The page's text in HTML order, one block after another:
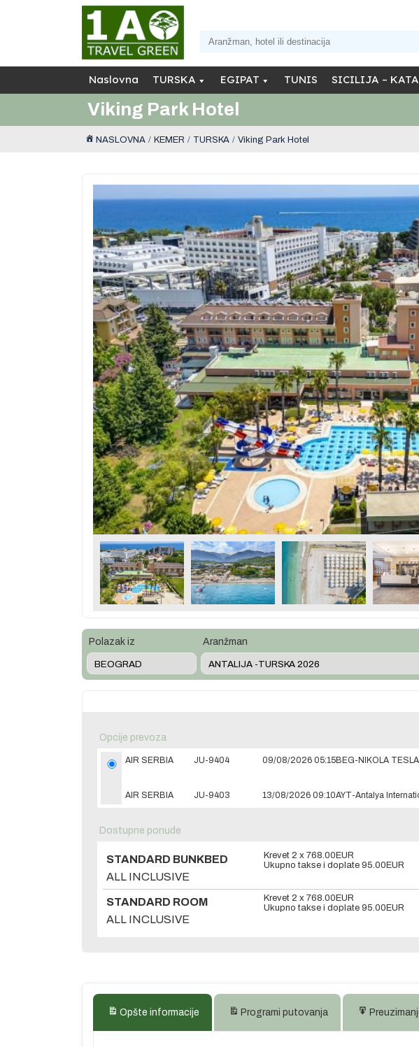
Naslovna TURSKA EGIPAT TUNIS SICILIJA –
Viking Park Hotel
NASLOVNA KEMER TURSKA Viking Park Hotel
Polazak iz Aranžman
Opcije prevoza
AIR SERBIA JU-9404 09/08/2026 05:15BEG-NIKOLA TESLA
AIR SERBIA JU-9403 13/08/2026 09:10AYT-Antalya
Dostupne ponude
STANDARD BUNKBED
ALL INCLUSIVE
Krevet 2 x 768.00 EUR
Ukupno takse i doplate 95.00 EUR
STANDARD ROOM
ALL INCLUSIVE
Krevet 2 x 768.00 EUR
Ukupno takse i doplate 95.00 EUR
Opšte informacije Programi putovanja